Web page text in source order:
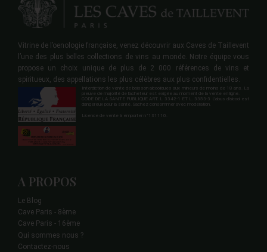
Vitrine de l’oenologie française, venez découvrir aux Caves de Taillevent
l’une des plus belles collections de vins au monde. Notre équipe vous
propose un choix unique de plus de 2 000 références de vins et
spiritueux, des appellations les plus célèbres aux plus confidentielles.
Interdiction de vente de boisson alcooliques aux mineurs de moins de 18 ans. La
preuve de majorité de l'acheteur est exigée au moment de la vente en ligne.
CODE DE LA SANTE PUBLIQUE ART. L 3342-1 ET L. 3353-3 L'abus d'alcool est
dangereux pour la santé. Sachez consommer avec modération.
Licence de vente à emporter n°131110.
A PROPOS
Le Blog
Cave Paris - 8ème
Cave Paris - 16ème
Qui sommes nous ?
Contactez-nous